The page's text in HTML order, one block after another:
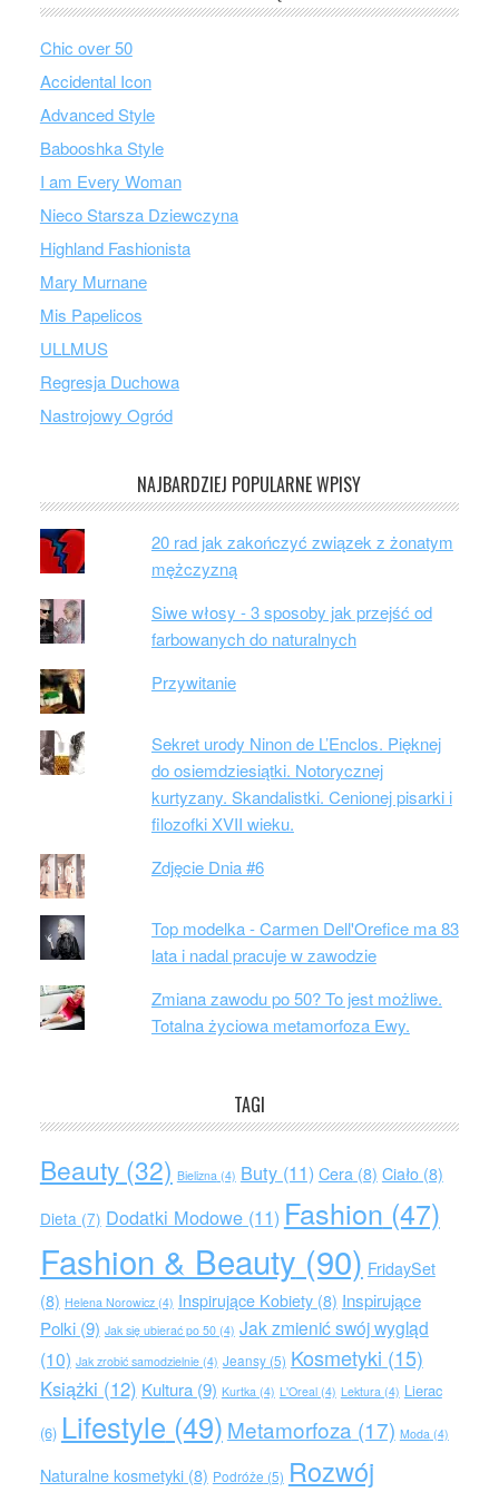
Chic over 50
Accidental Icon
Advanced Style
Babooshka Style
I am Every Woman
Nieco Starsza Dziewczyna
Highland Fashionista
Mary Murnane
Mis Papelicos
ULLMUS
Regresja Duchowa
Nastrojowy Ogród
NAJBARDZIEJ POPULARNE WPISY
20 rad jak zakończyć związek z żonatym
mężczyzną
Siwe włosy - 3 sposoby jak przejść od
farbowanych do naturalnych
Przywitanie
Sekret urody Ninon de L’Enclos. Pięknej
do osiemdziesiątki. Notorycznej
kurtyzany. Skandalistki. Cenionej pisarki i
filozofki XVII wieku.
Zdjęcie Dnia #6
Top modelka - Carmen Dell'Orefice ma 83
lata i nadal pracuje w zawodzie
Zmiana zawodu po 50? To jest możliwe.
Totalna życiowa metamorfoza Ewy.
TAGI
Beauty(32) Bielizna(4) Buty(11) Cera(8) Ciało(8)
Dieta(7) Dodatki Modowe(11) Fashion (47)
Fashion & Beauty (90) FridaySet
(8) Helena Norowicz(4) Inspirujące Kobiety(8) Inspirujące
Polki(9) Jak się ubierać po 50(4) Jak zmienić swój wygląd
(10) Jak zrobić samodzielnie(4) Jeansy(5) Kosmetyki (15)
Książki (12) Kultura(9) Kurtka(4) L'Oreal(4) Lektura(4) Lierac
(6) Lifestyle (49) Metamorfoza (17) Moda(4)
Naturalne kosmetyki(8) Podróże (5) Rozwój